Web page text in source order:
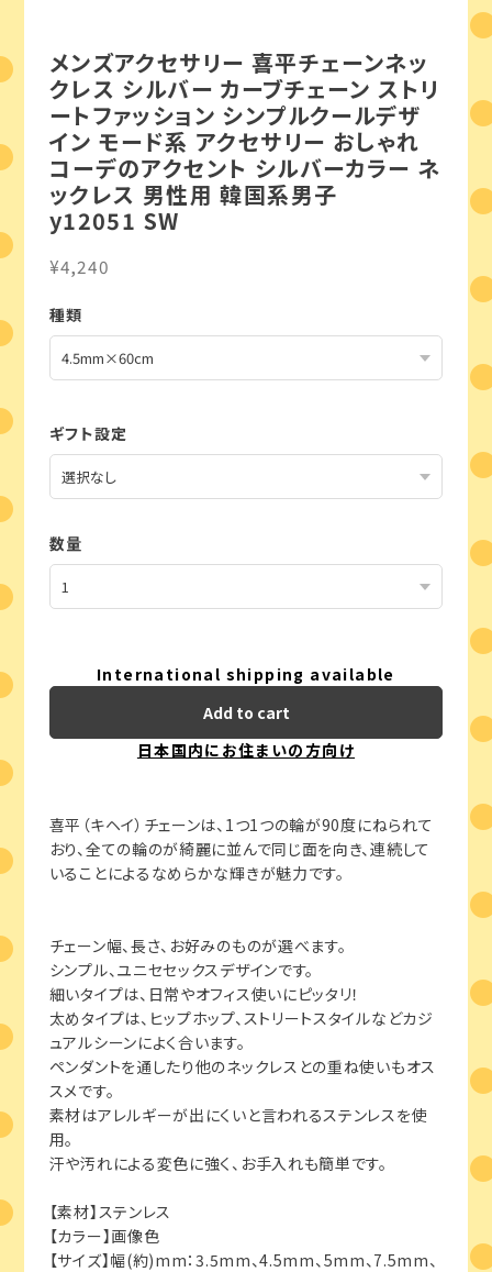
メンズアクセサリー 喜平チェーンネッ
クレス シルバー カーブチェーン ストリ
ートファッション シンプルクールデザ
イン モード系 アクセサリー おしゃれ
コーデのアクセント シルバーカラー ネ
ックレス 男性用 韓国系男子
y12051 SW
¥4,240
種類
ギフト設定
数量
International shipping available
Add to cart
日本国内にお住まいの方向け
喜平（キヘイ）チェーンは、1つ1つの輪が90度にねられて
おり、全ての輪のが綺麗に並んで同じ面を向き、連続して
いることによるなめらかな輝きが魅力です。
チェーン幅、長さ、お好みのものが選べます。
シンプル、ユニセセックスデザインです。
細いタイプは、日常やオフィス使いにピッタリ！
太めタイプは、ヒップホップ、ストリートスタイルなどカジ
ュアルシーンによく合います。
ペンダントを通したり他のネックレスとの重ね使いもオス
スメです。
素材はアレルギーが出にくいと言われるステンレスを使
用。
汗や汚れによる変色に強く、お手入れも簡単です。
【素材】ステンレス
【カラー】画像色
【サイズ】幅(約)mm：3.5mm、4.5mm、5mm、7.5mm、